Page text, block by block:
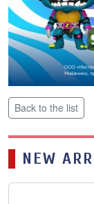
Back to the list
NEW